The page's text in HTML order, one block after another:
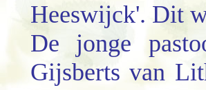
Heeswijck'. Dit
De jonge
Gijsberts van